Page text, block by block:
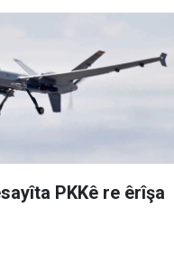
PKKê re êrîşa